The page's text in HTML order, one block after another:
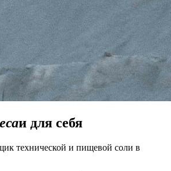
и для себя
технической и пищевой соли в